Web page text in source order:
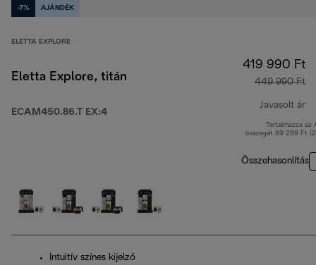
-7% AJÁNDÉK
ELETTA EXPLORE
Eletta Explore, titán
ECAM450.86.T EX:4
419 990 Ft
449 990 Ft
Javasolt ár
Tartalmazza az
összegét 89 289 Ft
Összehasonlítás
Intuitív színes kijelző